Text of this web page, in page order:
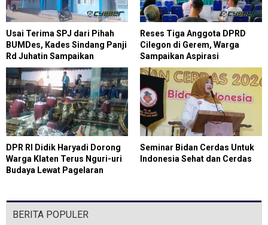
Usai Terima SPJ dari Pihah
BUMDes, Kades Sindang Panji
Rd Juhatin Sampaikan
Penjelasan
Reses Tiga Anggota DPRD
Cilegon di Gerem, Warga
Sampaikan Aspirasi
Infrastruktur hingga
Pemberdayaan
DPR RI Didik Haryadi Dorong
Warga Klaten Terus Nguri-uri
Budaya Lewat Pagelaran
Seminar Bidan Cerdas Untuk
Indonesia Sehat dan Cerdas
BERITA POPULER